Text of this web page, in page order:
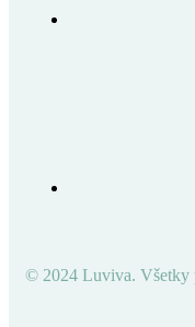
© 2024 Luviva. Všetky